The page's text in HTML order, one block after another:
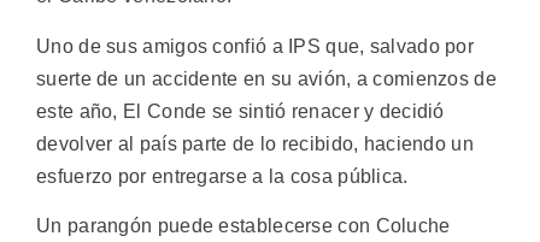
Uno de sus amigos confió a IPS que, salvado por
suerte de un accidente en su avión, a comienzos de
este año, El Conde se sintió renacer y decidió
devolver al país parte de lo recibido, haciendo un
esfuerzo por entregarse a la cosa pública.
Un parangón puede establecerse con Coluche